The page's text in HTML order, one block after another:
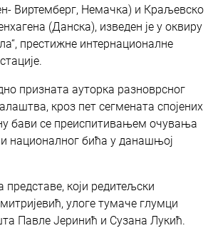
Виртемберг, Немачка) и Краљевско
(Данска), изведен је у оквиру
престижне интернационалне
призната ауторка разноврсног
кроз пет сегмената спојених
бави се преиспитивањем очувања
и националног бића у данашњој
представе, који редитељски
улоге тумаче глумци
Павле Јеринић и Сузана Лукић.